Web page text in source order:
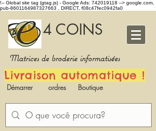
!-- Global site tag (gtag.js) - Google Ads: 742019118 --> google.com,
pub-8601164987327663 , DIRECT, f08c47fec0942fa0
4 COINS
Matrices de broderie informatisées
Livraison automatique !
Démarrer ordres Boutique